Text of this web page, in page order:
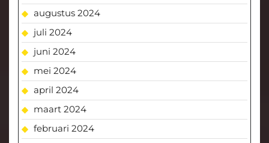
augustus 2024
juli 2024
juni 2024
mei 2024
april 2024
maart 2024
februari 2024